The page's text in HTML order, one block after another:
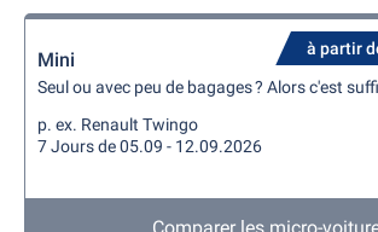
à partir
Mini
Seul ou avec peu de bagages ? Alors c'est
p. ex. Renault Twingo
7 Jours de 05.09 - 12.09.2026